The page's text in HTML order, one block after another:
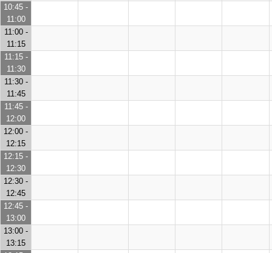
10:45 -
11:00
11:00 -
11:15
11:15 -
11:30
11:30 -
11:45
11:45 -
12:00
12:00 -
12:15
12:15 -
12:30
12:30 -
12:45
12:45 -
13:00
13:00 -
13:15